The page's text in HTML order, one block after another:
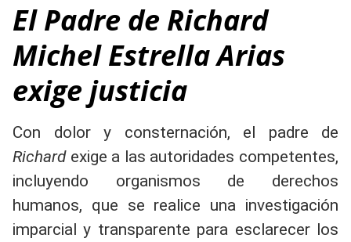
El Padre de Richard
Michel Estrella Arias
exige justicia
Con dolor y consternación, el padre de
Richardexige a las autoridades competentes,
incluyendo organismos de derechos
humanos, que se realice una investigación
imparcial y transparente para esclarecer los